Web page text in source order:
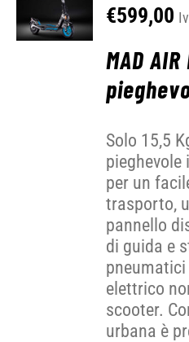
€599,00
MAD
Solo 15,5
pieghevole
per un
trasporto,
pannello
di guida e
pneumatici
elettrico
scooter.
urbana è